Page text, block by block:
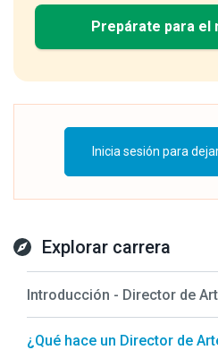
Prepárate para el
Inicia sesión para
Explorar carrera
Introducción - Director de
¿Qué hace un Director de